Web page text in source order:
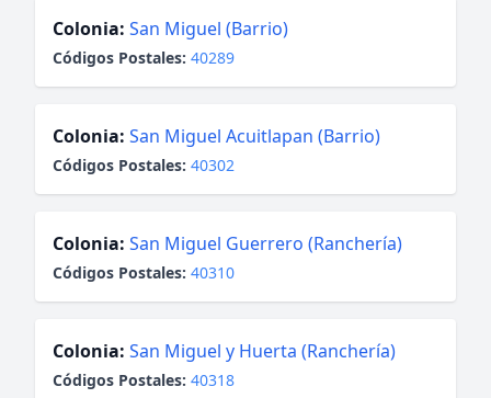
Colonia: San Miguel (Barrio)
Códigos Postales: 40289
Colonia: San Miguel Acuitlapan (Barrio)
Códigos Postales: 40302
Colonia: San Miguel Guerrero (Ranchería)
Códigos Postales: 40310
Colonia: San Miguel y Huerta (Ranchería)
Códigos Postales: 40318